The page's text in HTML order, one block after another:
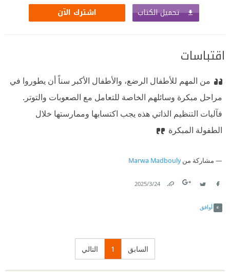
تحميل الكتاب اشترك الآن
اقتباسات
من المهم للأطفال الرضع، والأطفال الأكبر سناً أن يطوروا في
مراحل مبكرة وسائلهم الخاصة للتعامل مع الصعوبات والتوتر.
فآليات التنظيم الذاتي هذه يجب اكتسابها وممارستها خلال
الطفولة المبكرة
مشاركة منMarwa Madbouly
24‏/3‏/2025
أوافق
السابق 1 التالي